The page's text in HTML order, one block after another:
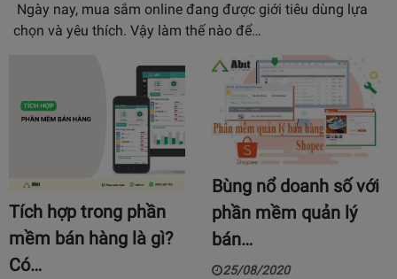
Ngày nay, mua sắm online đang được giới tiêu dùng lựa
chọn và yêu thích. Vậy làm thế nào để…
Tích hợp trong phần
mềm bán hàng là gì?
Có…
Bùng nổ doanh số với
phần mềm quản lý
bán…
25/08/2020